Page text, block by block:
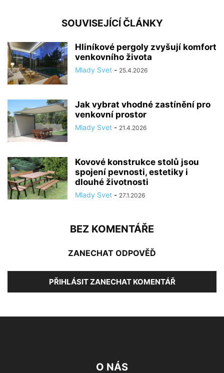
SOUVISEJÍCÍ ČLÁNKY
Hliníkové pergoly zvyšují komfort
venkovního života
Mlady Svet - 25.4.2026
Jak vybrat vhodné zastínění pro
venkovní prostor
Mlady Svet - 21.4.2026
Kovové konstrukce stolů jsou
spojení pevnosti, estetiky i
dlouhé životnosti
Mlady Svet - 27.1.2026
BEZ KOMENTÁŘE
ZANECHAT ODPOVĚĎ
PŘIHLÁSIT ZANECHAT KOMENTÁŘ
O NÁS